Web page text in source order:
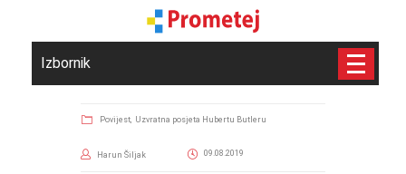
Izbornik
Povijest, Uzvratna posjeta Hubertu Butleru
Harun Šiljak 09.08.2019